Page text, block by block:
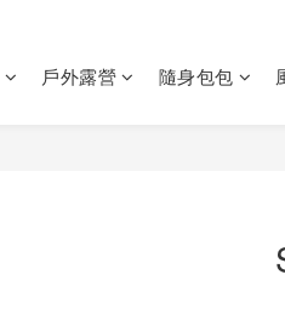
戶外露營 隨身包包